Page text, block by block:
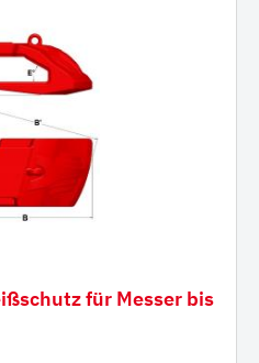
für Messer bis